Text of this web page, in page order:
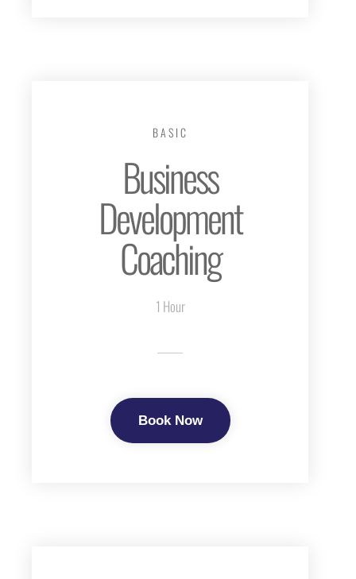
BASIC
Business
Development
Coaching
1 Hour
Book Now